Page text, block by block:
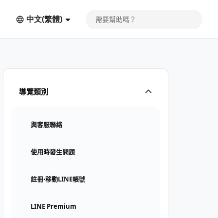
中文(繁體)
導覽類別
與客服聯絡
使用時發生問題
註冊⋅移動LINE帳號
LINE Premium